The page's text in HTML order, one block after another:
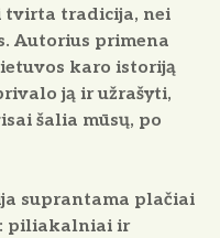
tvirta tradicija, nei
Autorius primena
karo istoriją
ją ir užrašyti,
šalia mūsų, po
suprantama plačiai
piliakalniai ir